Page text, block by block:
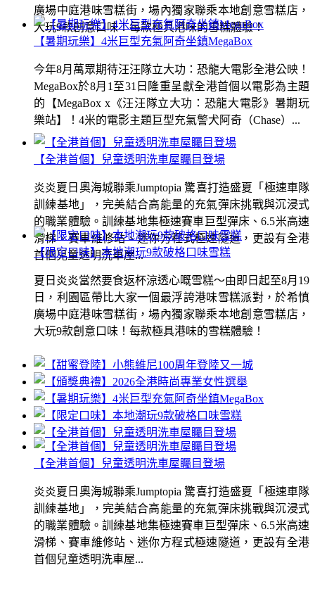
廣場中庭港味雪糕街，場內獨家聯乘本地創意雪糕店，
大玩9款創意口味！每款極具港味的雪糕體驗！
【全港首個】兒童透明洗車屋矚目登場
炎炎夏日奧海城聯乘Jumptopia 驚喜打造盛夏「極速車隊
訓練基地」，完美結合高能量的充氣彈床挑戰與沉浸式
的職業體驗。訓練基地集極速賽車巨型彈床、6.5米高速
滑梯、賽車維修站、迷你方程式極速隧道，更設有全港
首個兒童透明洗車屋...
【暑期玩樂】4米巨型充氣阿奇坐鎮MegaBox
今年8月萬眾期待汪汪隊立大功：恐龍大電影全港公映！
MegaBox於8月1至31日隆重呈獻全港首個以電影為主題
的【MegaBox x《汪汪隊立大功：恐龍大電影》暑期玩
樂站】！4米的電影主題巨型充氣警犬阿奇（Chase）...
【限定口味】本地潮玩9款破格口味雪糕
夏日炎炎當然要食返杯涼透心嘅雪糕～由即日起至8月19
日，利園區帶比大家一個最浮誇港味雪糕派對，於希慎
廣場中庭港味雪糕街，場內獨家聯乘本地創意雪糕店，
大玩9款創意口味！每款極具港味的雪糕體驗！
【全港首個】兒童透明洗車屋矚目登場
炎炎夏日奧海城聯乘Jumptopia 驚喜打造盛夏「極速車隊
訓練基地」，完美結合高能量的充氣彈床挑戰與沉浸式
的職業體驗。訓練基地集極速賽車巨型彈床、6.5米高速
滑梯、賽車維修站、迷你方程式極速隧道，更設有全港
首個兒童透明洗車屋...